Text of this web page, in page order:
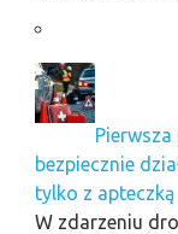
bezpiecznie
tylko z apteczką
W zdarzeniu